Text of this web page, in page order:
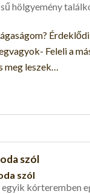
hölgyemény
Feleli a
meg leszek…
szól
szól
egyik kórteremben